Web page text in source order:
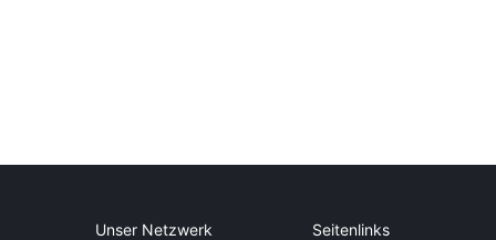
Unser Netzwerk Seitenlinks